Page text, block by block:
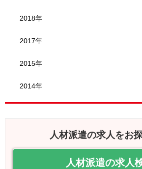
2018年
2017年
2015年
2014年
人材派遣の求人をお
人材派遣の求人